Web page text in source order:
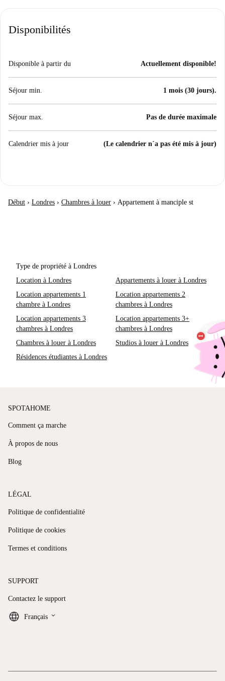
Disponibilités
Disponible à partir du Actuellement disponible!
Séjour min. 1 mois (30 jours).
Séjour max. Pas de durée maximale
Calendrier mis à jour (Le calendrier n´a pas été mis à jour)
Début › Londres › Chambres à louer › Appartement à manciple st
Type de propriété à Londres
Location à Londres
Appartements à louer à Londres
Location appartements 1
chambre à Londres
Location appartements 2
chambres à Londres
Location appartements 3
chambres à Londres
Location appartements 3+
chambres à Londres
Chambres à louer à Londres
Studios à louer à Londres
Résidences étudiantes à Londres
SPOTAHOME
Comment ça marche
À propos de nous
Blog
LÉGAL
Politique de confidentialité
Politique de cookies
Termes et conditions
SUPPORT
Contactez le support
Français keyboard_arrow_down